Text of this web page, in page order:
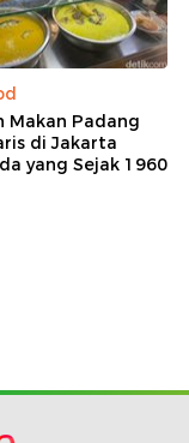
Makan Padang
di Jakarta
yang Sejak 1960